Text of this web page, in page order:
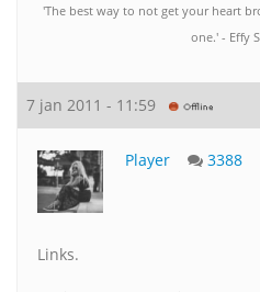
'The best way to not get your heart
one.' - Effy
7 jan 2011 - 11:59
Player 3388
Links.